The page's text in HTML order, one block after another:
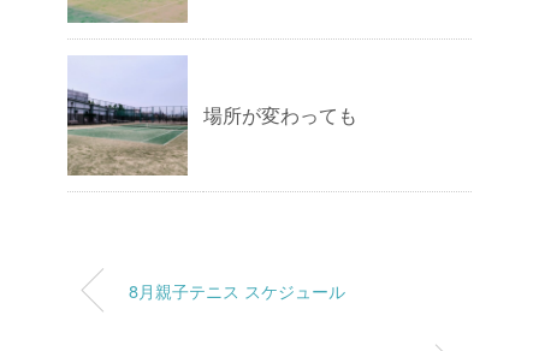
場所が変わっても
8月親子テニス スケジュール